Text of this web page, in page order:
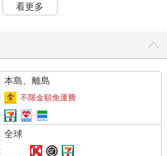
早上的第一張單子：
生人的外套，還能感受到另一副身軀
到些許的罪惡感。通常都會有。
看更多
本島、離島
不限金額免運費
全球